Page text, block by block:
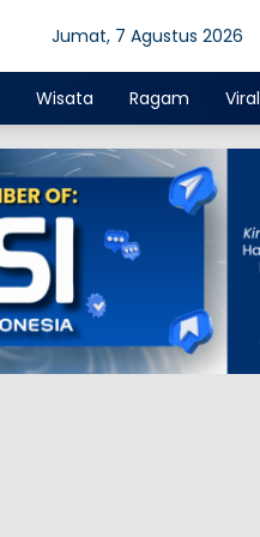
Jumat, 7 Agustus 2026
Wisata Ragam Viral